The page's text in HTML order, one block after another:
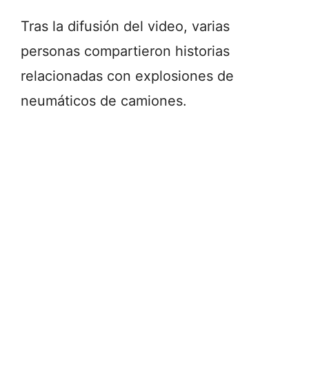
Tras la difusión del video, varias
personas compartieron historias
relacionadas con explosiones de
neumáticos de camiones.